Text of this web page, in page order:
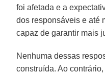
foi afetada e a
dos responsáveis e até
capaz de garantir mais
Nenhuma dessas
construída. Ao